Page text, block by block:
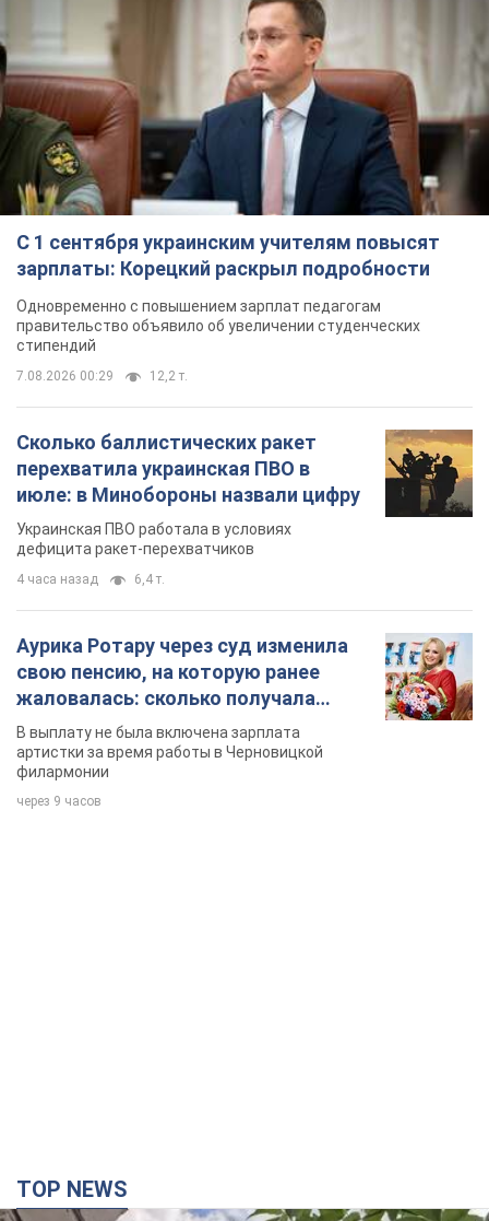
С 1 сентября украинским учителям повысят
зарплаты: Корецкий раскрыл подробности
Одновременно с повышением зарплат педагогам
правительство объявило об увеличении студенческих
стипендий
7.08.2026 00:29 12,2 т.
Сколько баллистических ракет
перехватила украинская ПВО в
июле: в Минобороны назвали цифру
Украинская ПВО работала в условиях
дефицита ракет-перехватчиков
4 часа назад 6,4 т.
Аурика Ротару через суд изменила
свою пенсию, на которую ранее
жаловалась: сколько получала
певица
В выплату не была включена зарплата
артистки за время работы в Черновицкой
филармонии
через 9 часов
TOP NEWS